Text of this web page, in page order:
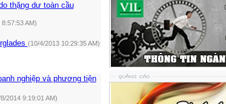
thặng dư toàn cầu
AM)
(10/4/2013 10:29:35 AM)
nghiệp và phương tiện
2014 9:19:01 AM)